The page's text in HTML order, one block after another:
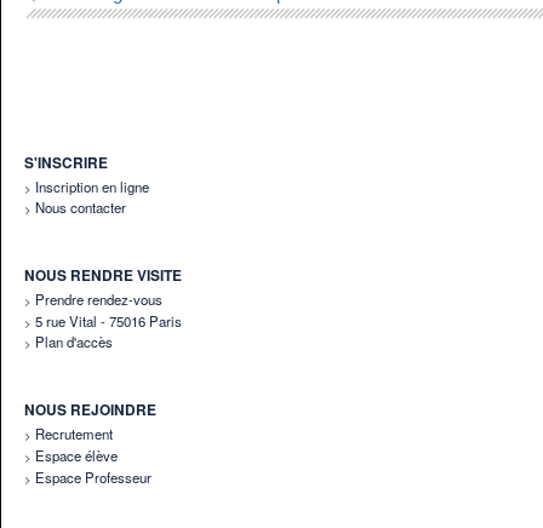
S'INSCRIRE
Inscription en ligne
Nous contacter
NOUS RENDRE VISITE
Prendre rendez-vous
5 rue Vital - 75016 Paris
Plan d'accès
NOUS REJOINDRE
Recrutement
Espace élève
Espace Professeur